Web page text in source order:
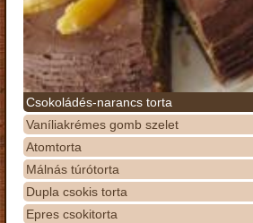
Csokoládés-narancs torta
Vaníliakrémes gomb szelet
Atomtorta
Málnás túrótorta
Dupla csokis torta
Epres csokitorta